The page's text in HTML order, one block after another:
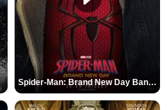
Spider-Man: Brand New Day Bande-annonce VO STFR